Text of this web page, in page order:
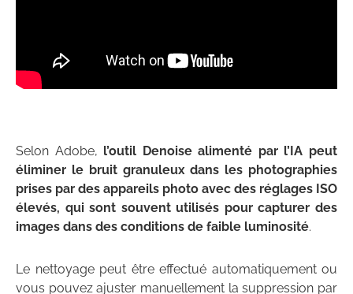
Selon Adobe, l’outil Denoise alimenté par l’IA peut
éliminer le bruit granuleux dans les photographies
prises par des appareils photo avec des réglages ISO
élevés, qui sont souvent utilisés pour capturer des
images dans des conditions de faible luminosité.
Le nettoyage peut être effectué automatiquement ou
vous pouvez ajuster manuellement la suppression par